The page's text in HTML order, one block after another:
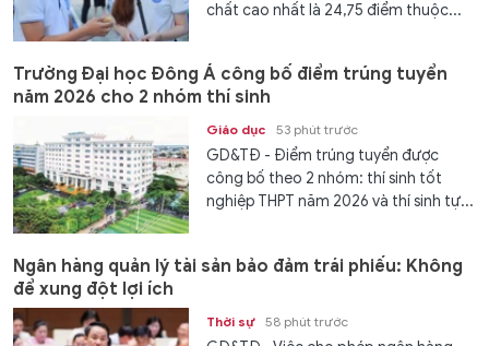
chất cao nhất là 24,75 điểm thuộc...
Trường Đại học Đông Á công bố điểm trúng tuyển
năm 2026 cho 2 nhóm thí sinh
Giáo dục 53 phút trước
GD&TĐ - Điểm trúng tuyển được
công bố theo 2 nhóm: thí sinh tốt
nghiệp THPT năm 2026 và thí sinh tự...
Ngân hàng quản lý tài sản bảo đảm trái phiếu: Không
để xung đột lợi ích
Thời sự 58 phút trước